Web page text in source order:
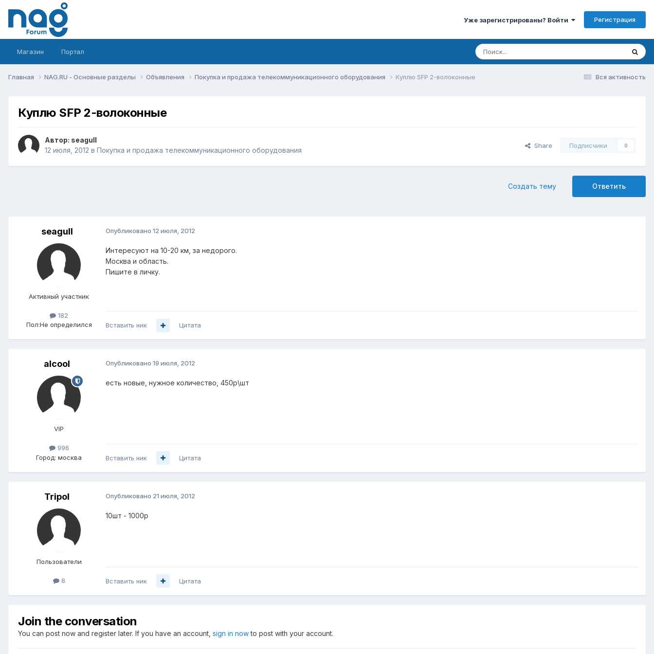
Уже зарегистрированы? Войти Регистрация
Магазин Портал
Вся активность
Главная NAG.RU - Основные разделы Объявления Покупка и продажа телекоммуникационного оборудования Куплю SFP 2-волоконные
Куплю SFP 2-волоконные
Автор: seagull
12 июля, 2012 в Покупка и продажа телекоммуникационного оборудования
Share Подписчики 0
Ответить
Создать тему
seagull
Активный участник
182
Пол:Не определился
Опубликовано 12 июля, 2012
Интересуют на 10-20 км, за недорого.
Москва и область.
Пишите в личку.
Вставить ник Цитата
alcool
VIP
996
Город: москва
Опубликовано 19 июля, 2012
есть новые, нужное количество, 450р\шт
Вставить ник Цитата
Tripol
Пользователи
8
Опубликовано 21 июля, 2012
10шт - 1000р
Вставить ник Цитата
Join the conversation
You can post now and register later. If you have an account, sign in nowto post with your account.